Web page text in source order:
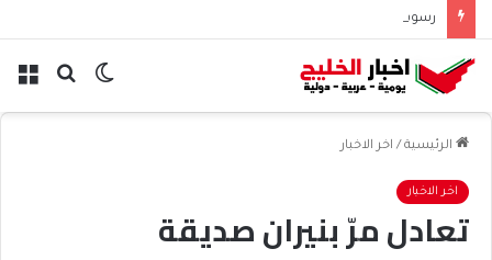
رسوم الحوثيين على باب المندب تعيد حسابات مخاطر الملاحة
بحث الوضع
الرئيسية / اخر الاخبار
اخر الاخبار
تعادل مرّ بنيران صديقة